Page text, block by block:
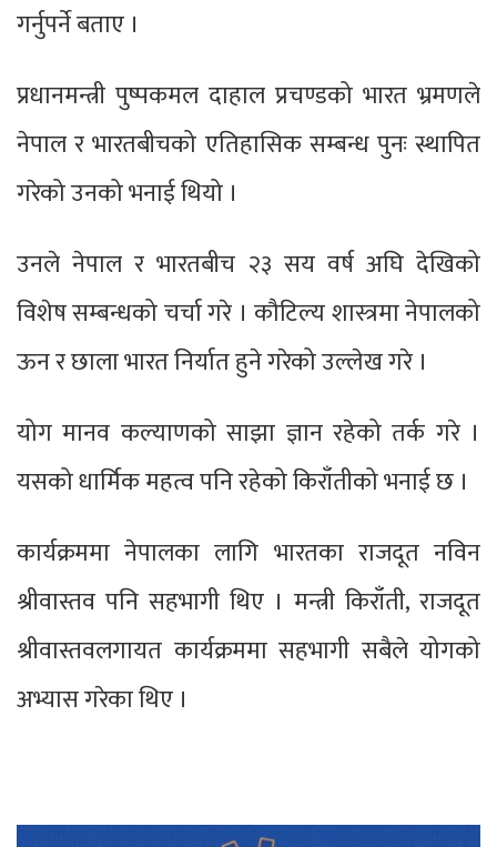
गर्नुपर्ने बताए ।
प्रधानमन्त्री पुष्पकमल दाहाल प्रचण्डको भारत भ्रमणले
नेपाल र भारतबीचको एतिहासिक सम्बन्ध पुनः स्थापित
गरेको उनको भनाई थियो ।
उनले नेपाल र भारतबीच २३ सय वर्ष अघि देखिको
विशेष सम्बन्धको चर्चा गरे । कौटिल्य शास्त्रमा नेपालको
ऊन र छाला भारत निर्यात हुने गरेको उल्लेख गरे ।
योग मानव कल्याणको साझा ज्ञान रहेको तर्क गरे ।
यसको धार्मिक महत्व पनि रहेको किराँतीको भनाई छ ।
कार्यक्रममा नेपालका लागि भारतका राजदूत नविन
श्रीवास्तव पनि सहभागी थिए । मन्त्री किराँती, राजदूत
श्रीवास्तवलगायत कार्यक्रममा सहभागी सबैले योगको
अभ्यास गरेका थिए ।